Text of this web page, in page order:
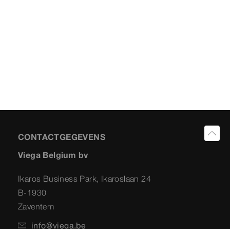
CONTACTGEGEVENS
Viega Belgium bv
Ikaros Business Park, Ikaroslaan 24
B-1930
Zaventem
info@viega.be